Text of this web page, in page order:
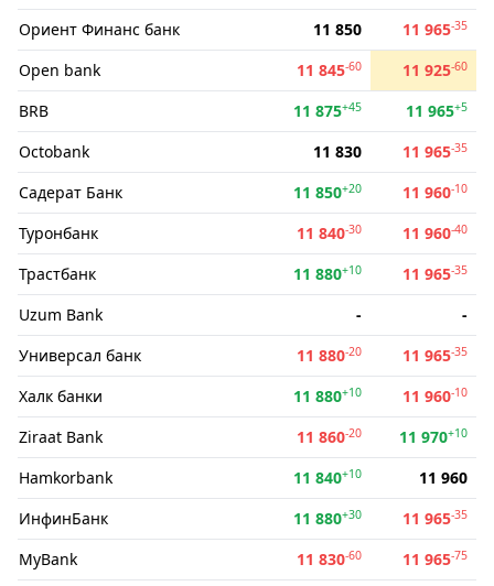
Ориент Финанс банк 11 850 11 965-35
Open bank 11 845-60 11 925-60
BRB 11 875+45 11 965+5
Octobank 11 830 11 965-35
Садерат Банк 11 850+20 11 960-10
Туронбанк 11 840-30 11 960-40
Трастбанк 11 880+10 11 965-35
Uzum Bank -
-
Универсал банк
11 880-20 11 965-35
Халк банки 11 880+10 11 960-10
Ziraat Bank 11 860-20 11 970+10
Hamkorbank 11 840+10
11 960
ИнфинБанк
11 880+30 11 965-35
MyBank 11 830-60 11 965-75